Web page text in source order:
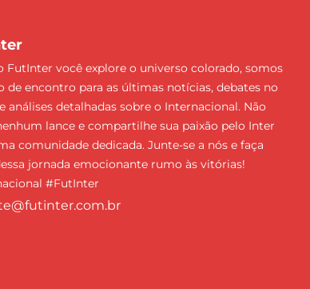
FutInter você explore o universo colorado, somos
de encontro para as últimas notícias, debates no
análises detalhadas sobre o Internacional. Não
lance e compartilhe sua paixão pelo Inter
comunidade dedicada. Junte-se a nós e faça
jornada emocionante rumo às vitórias!
#FutInter